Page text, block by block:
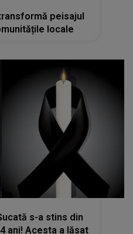
peisajul
locale
s-a stins din
ani! Acesta a lăsat